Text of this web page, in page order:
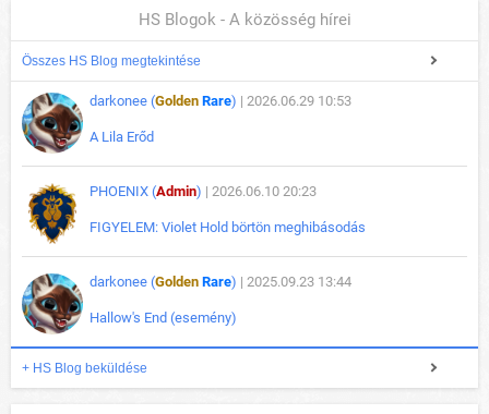
HS Blogok - A közösség hírei
Összes HS Blog megtekintése
darkonee (Golden Rare) | 2026.06.29 10:53
A Lila Erőd
PHOENIX (Admin) | 2026.06.10 20:23
FIGYELEM: Violet Hold börtön meghibásodás
darkonee (Golden Rare) | 2025.09.23 13:44
Hallow's End (esemény)
+ HS Blog beküldése